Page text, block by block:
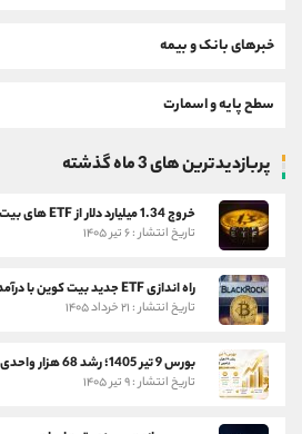
خبرهای بانک و بیمه
سطح پایه و اسمارت
پربازدیدترین های 3 ماه گذشته
خروج 1.34 میلیارد دلار از ETF های بیت کوین در یک هفته
تاریخ انتشار : ۶ تیر ۱۴۰۵
راه اندازی ETF جدید بیت کوین با درآمد ماهانه
تاریخ انتشار : ۲۱ خرداد ۱۴۰۵
تاریخ انتشار : ۹ تیر ۱۴۰۵